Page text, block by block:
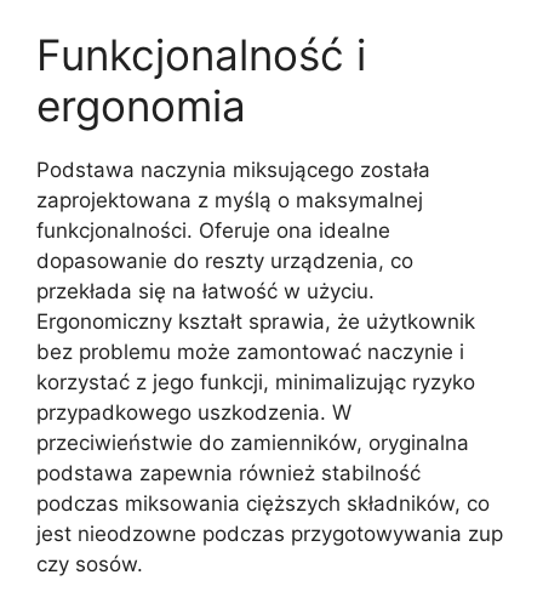
Funkcjonalność i
ergonomia
Podstawa naczynia miksującego została
zaprojektowana z myślą o maksymalnej
funkcjonalności. Oferuje ona idealne
dopasowanie do reszty urządzenia, co
przekłada się na łatwość w użyciu.
Ergonomiczny kształt sprawia, że użytkownik
bez problemu może zamontować naczynie i
korzystać z jego funkcji, minimalizując ryzyko
przypadkowego uszkodzenia. W
przeciwieństwie do zamienników, oryginalna
podstawa zapewnia również stabilność
podczas miksowania cięższych składników, co
jest nieodzowne podczas przygotowywania zup
czy sosów.